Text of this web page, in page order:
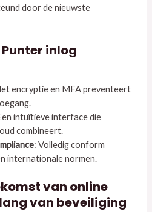
door de nieuwste
inlog
encryptie en MFA preventeert
intuïtieve interface die
combineert.
: Volledig conform
internationale normen.
van online
van beveiliging